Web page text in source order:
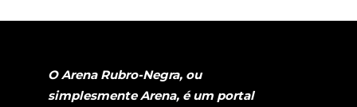
O Arena Rubro-Negra, ou
simplesmente Arena, é um portal